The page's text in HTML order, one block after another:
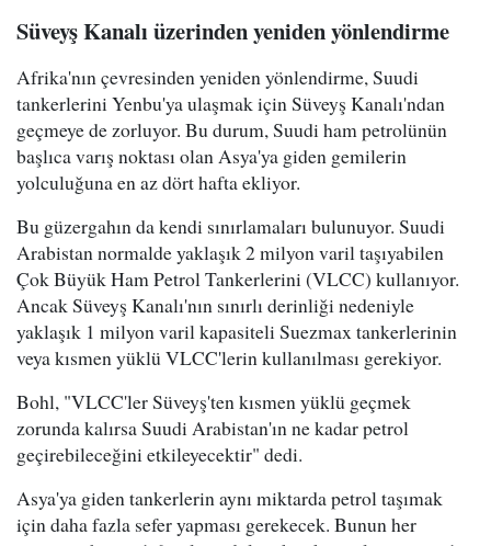
Süveyş Kanalı üzerinden yeniden yönlendirme
Afrika'nın çevresinden yeniden yönlendirme, Suudi
tankerlerini Yenbu'ya ulaşmak için Süveyş Kanalı'ndan
geçmeye de zorluyor. Bu durum, Suudi ham petrolünün
başlıca varış noktası olan Asya'ya giden gemilerin
yolculuğuna en az dört hafta ekliyor.
Bu güzergahın da kendi sınırlamaları bulunuyor. Suudi
Arabistan normalde yaklaşık 2 milyon varil taşıyabilen
Çok Büyük Ham Petrol Tankerlerini (VLCC) kullanıyor.
Ancak Süveyş Kanalı'nın sınırlı derinliği nedeniyle
yaklaşık 1 milyon varil kapasiteli Suezmax tankerlerinin
veya kısmen yüklü VLCC'lerin kullanılması gerekiyor.
Bohl, "VLCC'ler Süveyş'ten kısmen yüklü geçmek
zorunda kalırsa Suudi Arabistan'ın ne kadar petrol
geçirebileceğini etkileyecektir" dedi.
Asya'ya giden tankerlerin aynı miktarda petrol taşımak
için daha fazla sefer yapması gerekecek. Bunun her